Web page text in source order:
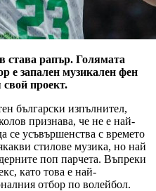
става рапър. Голямата
е запален музикален фен
свой проект.
български изпълнител,
признава, че не е най-
се усъвършенства с времето
стилове музика, но най
поп парчета. Въпреки
като това е най-
отбор по волейбол.